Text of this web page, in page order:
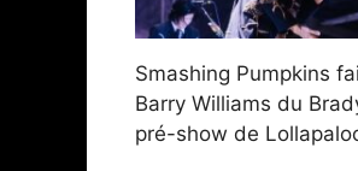
Smashing Pumpkins
Barry Williams du
pré-show de